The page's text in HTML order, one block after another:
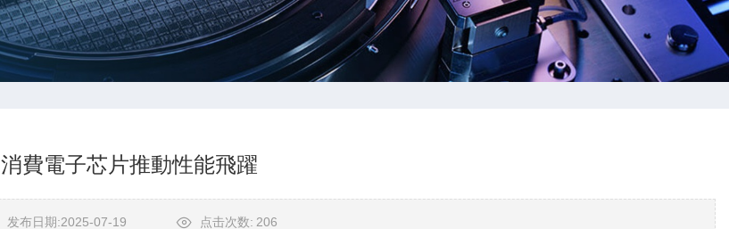
消費電子芯片推動性能飛躍
发布日期:2025-07-19 点击次数: 206